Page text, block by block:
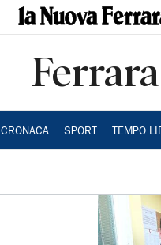
Ferrara
CRONACA SPORT TEMPO